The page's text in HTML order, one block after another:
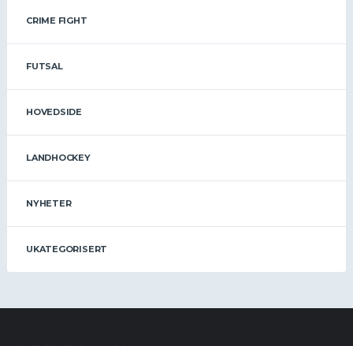
CRIME FIGHT
FUTSAL
HOVEDSIDE
LANDHOCKEY
NYHETER
UKATEGORISERT